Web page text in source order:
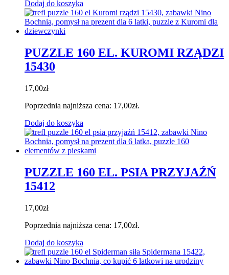
Dodaj do koszyka
PUZZLE 160 EL. KUROMI RZĄDZI
15430
17,00zł
Poprzednia najniższa cena: 17,00zł.
Dodaj do koszyka
PUZZLE 160 EL. PSIA PRZYJAŹŃ
15412
17,00zł
Poprzednia najniższa cena: 17,00zł.
Dodaj do koszyka